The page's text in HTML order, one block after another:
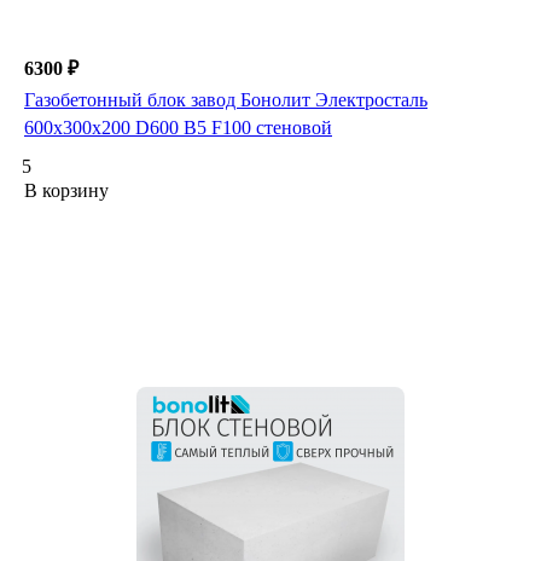
6300 ₽
Газобетонный блок завод Бонолит Электросталь
600х300х200 D600 B5 F100 стеновой
5
В корзину